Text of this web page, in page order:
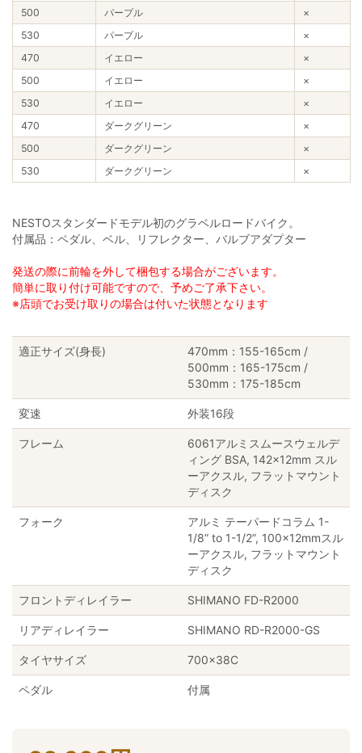
500
パープル
×
530
パープル
×
470
イエロー
×
500
イエロー
×
530
イエロー
×
470
ダークグリーン
×
500
ダークグリーン
×
530
ダークグリーン ×
NESTOスタンダードモデル初のグラベルロードバイク。
付属品：ペダル、ベル、リフレクター、バルブアダプター
発送の際に前輪を外して梱包する場合がございます。
簡単に取り付け可能ですので、予めご了承下さい。
※店頭でお受け取りの場合は付いた状態となります
適正サイズ(身長)
470mm：155-165cm /
500mm：165-175cm /
530mm：175-185cm
変速 外装16段
フレーム
6061アルミスムースウェルデ
ィング BSA, 142x12mm スル
ーアクスル, フラットマウント
ディスク
フォーク
アルミ テーパードコラム 1-
1/8” to 1-1/2”, 100x12mmスル
ーアクスル, フラットマウント
ディスク
フロントディレイラー SHIMANO FD-R2000
リアディレイラー SHIMANO RD-R2000-GS
タイヤサイズ 700×38C
ペダル 付属